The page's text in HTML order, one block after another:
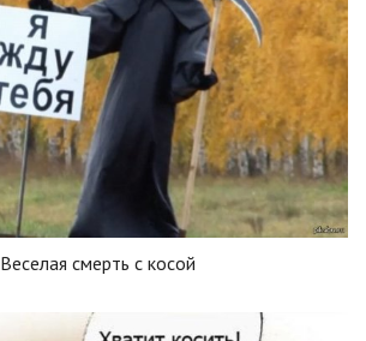
Веселая смерть с косой